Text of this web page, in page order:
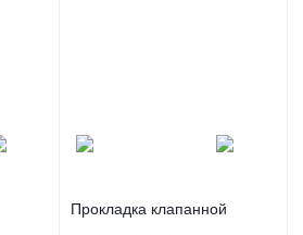
Прокладка клапанной